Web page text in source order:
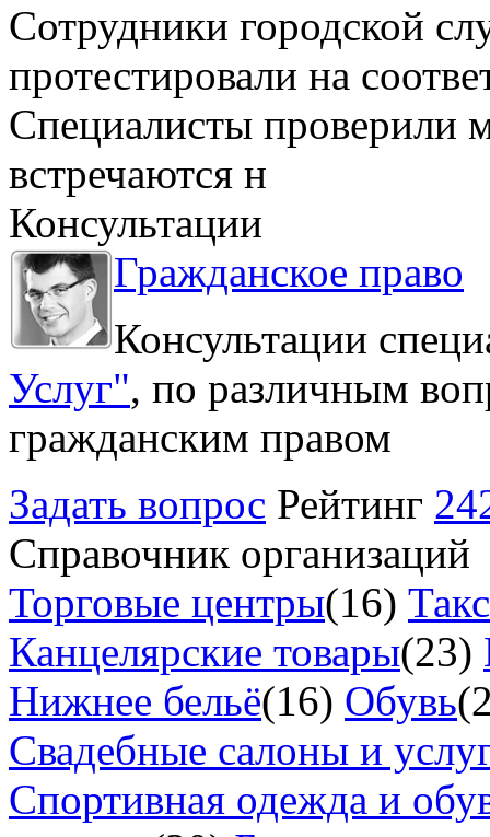
Сотрудники городской
протестировали на
Специалисты проверили
встречаются н
Консультации
Гражданское право
Консультации
Услуг", по различным
гражданским правом
Задать вопрос Рейтинг
Справочник организаций
Торговые центры(16)
Канцелярские товары(23)
Нижнее бельё(16) Обувь
Свадебные салоны и
Спортивная одежда и